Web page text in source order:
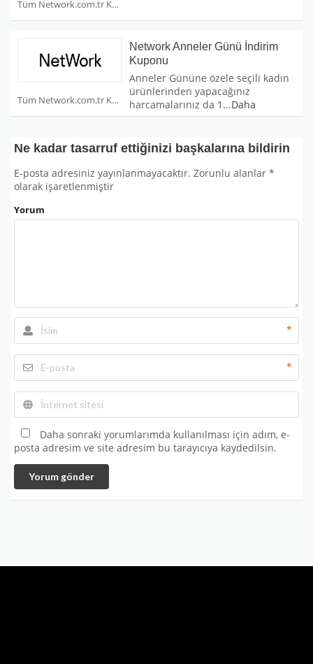
Tüm Network.com.tr Kuponları
Tüm Network.com.tr Kuponları
Network Anneler Günü İndirim
Kuponu
Anneler Gününe özele seçili kadın
ürünlerinden yapacağınız
harcamalarınız da 1 ...Daha
Ne kadar tasarruf ettiğinizi başkalarına bildirin
E-posta adresiniz yayınlanmayacaktır. Zorunlu alanlar *
olarak işaretlenmiştir
Yorum
*
*
Daha sonraki yorumlarımda kullanılması için adım, e-
posta adresim ve site adresim bu tarayıcıya kaydedilsin.
Yorum gönder